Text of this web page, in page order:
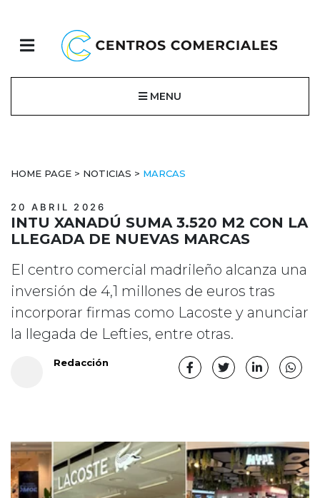
MENU
HOME PAGE > NOTICIAS > MARCAS
20 ABRIL 2026
INTU XANADÚ SUMA 3.520 M2 CON LA
LLEGADA DE NUEVAS MARCAS
El centro comercial madrileño alcanza una
inversión de 4,1 millones de euros tras
incorporar firmas como Lacoste y anunciar
la llegada de Lefties, entre otras.
Redacción